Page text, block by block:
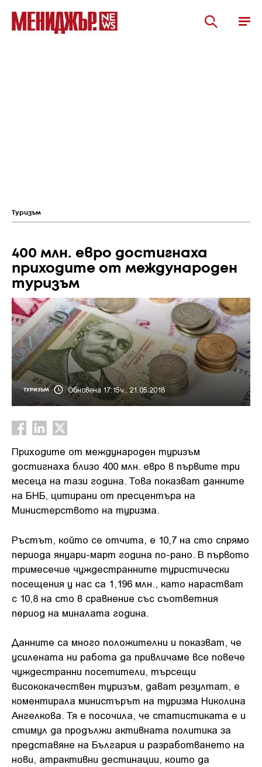
Туризъм
400 млн. евро достигнаха
приходите от международен
туризъм
ТУРИЗЪМ Обновена 17:15ч., 21.05.2018
Приходите от международен туризъм
достигнаха близо 400 млн. евро в първите три
месеца на тази година. Това показват данните
на БНБ, цитирани от пресцентъра на
Министерството на туризма.
Ръстът, който се отчита, е 10,7 на сто спрямо
периода януари-март година по-рано. В първото
тримесечие чуждестранните туристически
посещения у нас са 1,196 млн., като нарастват
с 10,8 на сто в сравнение със съответния
период на миналата година.
Данните са много положителни и показват, че
усилената ни работа да привличаме все повече
чуждестранни посетители, търсещи
висококачествен туризъм, дават резултат, е
коментирала министърът на туризма Николина
Ангелкова. Тя е посочила, че статистиката е и
стимул да продължи активната политика за
представяне на България и разработването на
нови, атрактивни дестинации, които да